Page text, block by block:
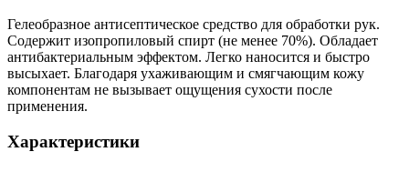
Гелеобразное антисептическое средство для обработки рук.
Содержит изопропиловый спирт (не менее 70%). Обладает
антибактериальным эффектом. Легко наносится и быстро
высыхает. Благодаря ухаживающим и смягчающим кожу
компонентам не вызывает ощущения сухости после
применения.
Характеристики